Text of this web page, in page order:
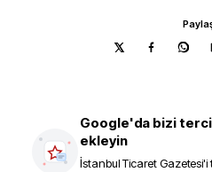
Google'da bizi
ekleyin
İstanbul Ticaret Gazetesi'i